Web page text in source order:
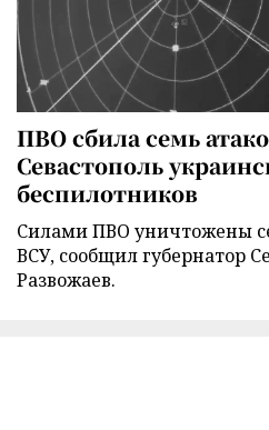
ПВО сбила семь
Севастополь
беспилотников
Силами ПВО уничтожены
ВСУ, сообщил губернатор
Развожаев.